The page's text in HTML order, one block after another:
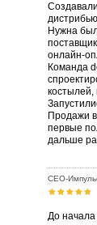
Нужна
онлайн-
Команда
костылей,
Продажи
первые
дальше
СЕО-
До